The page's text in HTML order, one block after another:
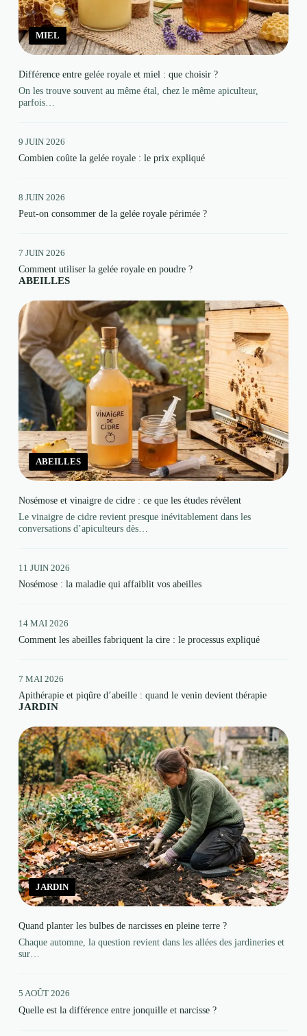
MIEL
Différence entre gelée royale et miel : que choisir ?
On les trouve souvent au même étal, chez le même apiculteur,
parfois…
9 JUIN 2026
Combien coûte la gelée royale : le prix expliqué
8 JUIN 2026
Peut-on consommer de la gelée royale périmée ?
7 JUIN 2026
Comment utiliser la gelée royale en poudre ?
ABEILLES
ABEILLES
Nosémose et vinaigre de cidre : ce que les études révèlent
Le vinaigre de cidre revient presque inévitablement dans les
conversations d’apiculteurs dès…
11 JUIN 2026
Nosémose : la maladie qui affaiblit vos abeilles
14 MAI 2026
Comment les abeilles fabriquent la cire : le processus expliqué
7 MAI 2026
Apithérapie et piqûre d’abeille : quand le venin devient thérapie
JARDIN
JARDIN
Quand planter les bulbes de narcisses en pleine terre ?
Chaque automne, la question revient dans les allées des jardineries et
sur…
5 AOÛT 2026
Quelle est la différence entre jonquille et narcisse ?